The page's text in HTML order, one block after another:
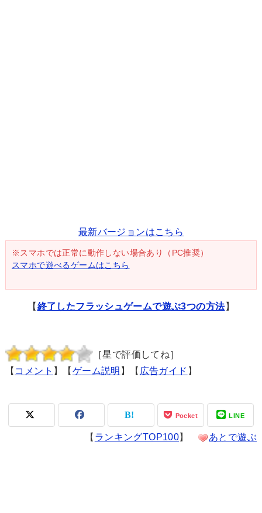
最新バージョンはこちら
※スマホでは正常に動作しない場合あり（PC推奨）
スマホで遊べるゲームはこちら
【 終了したフラッシュゲームで遊ぶ3つの方法】
［星で評価してね］
【 コメント 】【 ゲーム説明 】【 広告ガイド 】
Pocket LINE
【 ランキングTOP100】 あとで遊ぶ